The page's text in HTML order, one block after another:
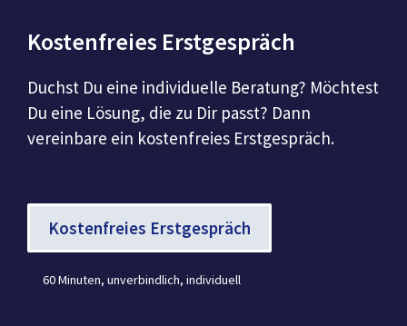
Kostenfreies Erstgespräch
Duchst Du eine individuelle Beratung? Möchtest
Du eine Lösung, die zu Dir passt? Dann
vereinbare ein kostenfreies Erstgespräch.
Kostenfreies Erstgespräch
60 Minuten, unverbindlich, individuell